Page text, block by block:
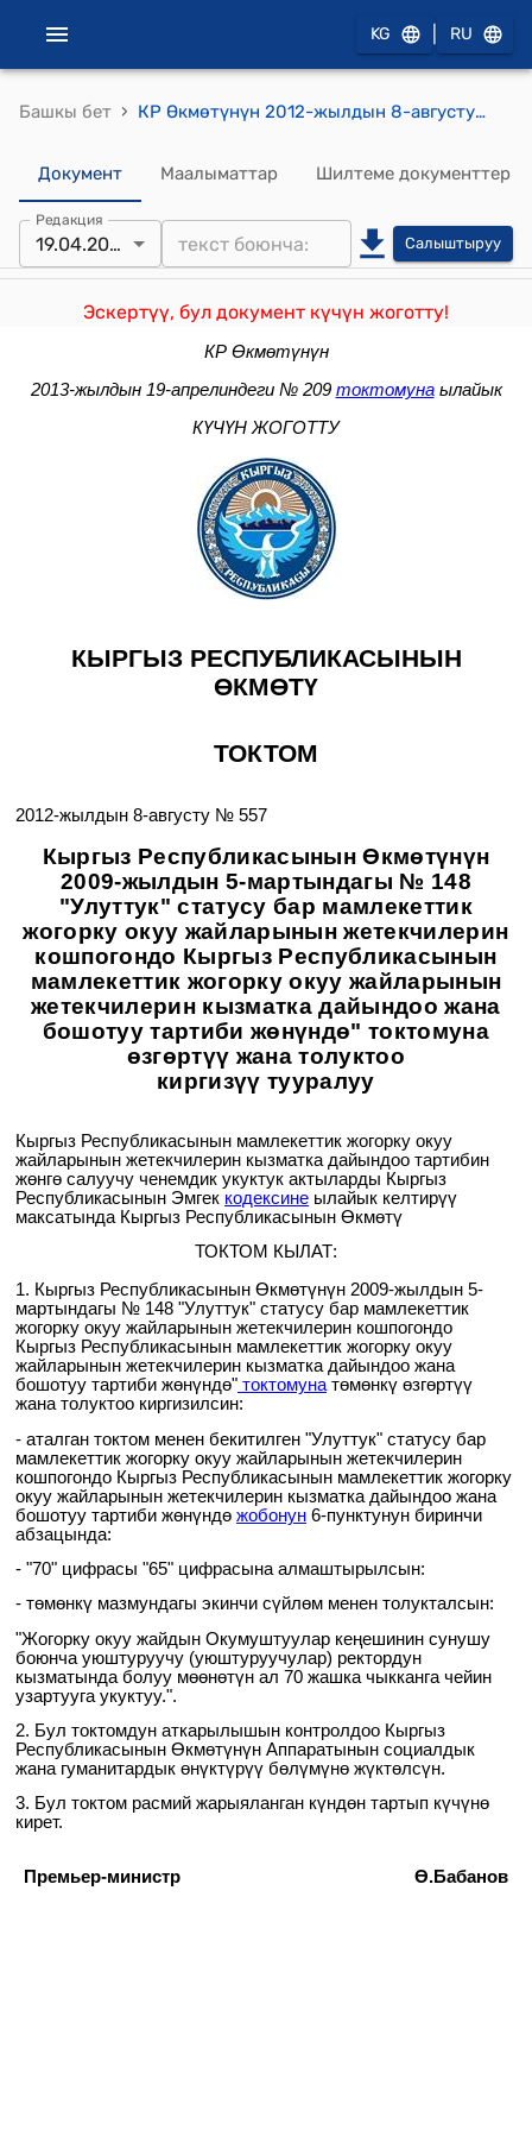
KG RU
Башкы бет › КР Өкмөтүнүн 2012-жылдын 8-августундагы № 557 "Кыргыз Республикасынын Өкмөтүнүн 2009-жылдын 5-мартындагы № 148 "Улуттук" статусу бар мамлекеттик жогорку окуу жайларынын жетекчилерин кошпогондо Кыргыз Республикасынын мамлекеттик жогорку окуу жайларынын жетекчилерин кызматка дайындоо жана бошотуу тартиби жөнүндө" токтомуна өзгөртүү жана толуктоо киргизүү тууралуу" токтому
Документ Маалыматтар Шилтеме документтер
Редакция
19.04.2013 Салыштыруу
Эскертүү, бул документ күчүн жоготту!